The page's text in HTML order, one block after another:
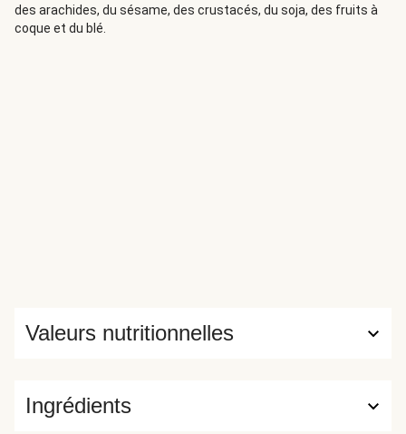
des arachides, du sésame, des crustacés, du soja, des fruits à
coque et du blé.
Ingrédients
Valeurs nutritionnelles